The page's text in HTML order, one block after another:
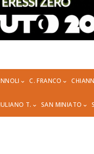
C. FRANCO
T. SAN MINIATO